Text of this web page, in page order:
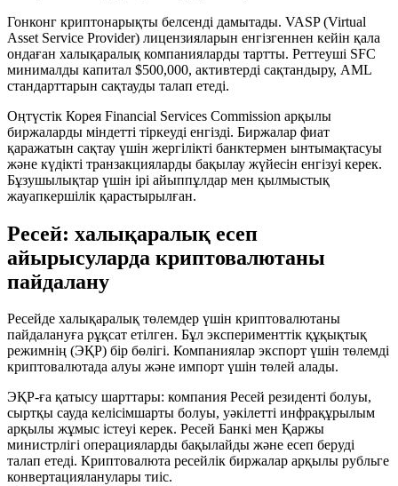
Гонконг криптонарықты белсенді дамытады. VASP (Virtual
Asset Service Provider) лицензияларын енгізгеннен кейін қала
ондаған халықаралық компанияларды тартты. Реттеуші SFC
минималды капитал $500,000, активтерді сақтандыру, AML
стандарттарын сақтауды талап етеді.
Оңтүстік Корея Financial Services Commission арқылы
биржаларды міндетті тіркеуді енгізді. Биржалар фиат
қаражатын сақтау үшін жергілікті банктермен ынтымақтасуы
және күдікті транзакцияларды бақылау жүйесін енгізуі керек.
Бұзушылықтар үшін ірі айыппұлдар мен қылмыстық
жауапкершілік қарастырылған.
Ресей: халықаралық есеп
айырысуларда криптовалютаны
пайдалану
Ресейде халықаралық төлемдер үшін криптовалютаны
пайдалануға рұқсат етілген. Бұл эксперименттік құқықтық
режимнің (ЭҚР) бір бөлігі. Компаниялар экспорт үшін төлемді
криптовалютада алуы және импорт үшін төлей алады.
ЭҚР-ға қатысу шарттары: компания Ресей резиденті болуы,
сыртқы сауда келісімшарты болуы, уәкілетті инфрақұрылым
арқылы жұмыс істеуі керек. Ресей Банкі мен Қаржы
министрлігі операцияларды бақылайды және есеп беруді
талап етеді. Криптовалюта ресейлік биржалар арқылы рубльге
конвертацияланулары тиіс.